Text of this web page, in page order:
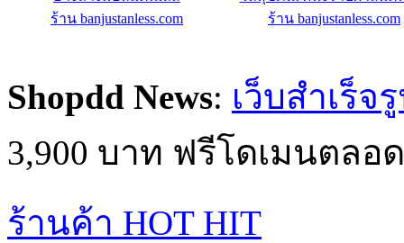
ฝาออโต้
ร้าน banjustanless.com
Shopdd News: เว็บสำเร็จ
3,900 บาท ฟรีโดเมนตลอ
ร้านค้า HOT HIT